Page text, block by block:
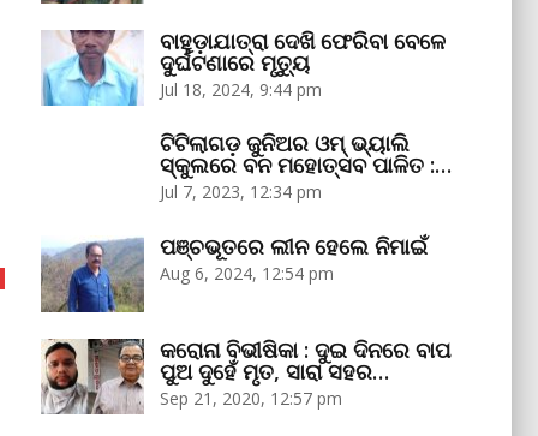
ବାହୁଡ଼ାଯାତ୍ରା ଦେଖି ଫେରିବା ବେଳେ
ଦୁର୍ଘଟଣାରେ ମୃତ୍ୟୁ
Jul 18, 2024, 9:44 pm
ଟିଟିଲାଗଡ଼ ଜୁନିଅର ଓମ୍‌ ଭ୍ୟାଲି
ସ୍କୁଲରେ ବନ ମହୋତ୍ସବ ପାଳିତ :…
Jul 7, 2023, 12:34 pm
ପଞ୍ଚଭୂତରେ ଲୀନ ହେଲେ ନିମାଇଁ
Aug 6, 2024, 12:54 pm
କରୋନା ବିଭୀଷିକା : ଦୁଇ ଦିନରେ ବାପ
ପୁଅ ଦୁହେଁ ମୃତ, ସାରା ସହର…
Sep 21, 2020, 12:57 pm